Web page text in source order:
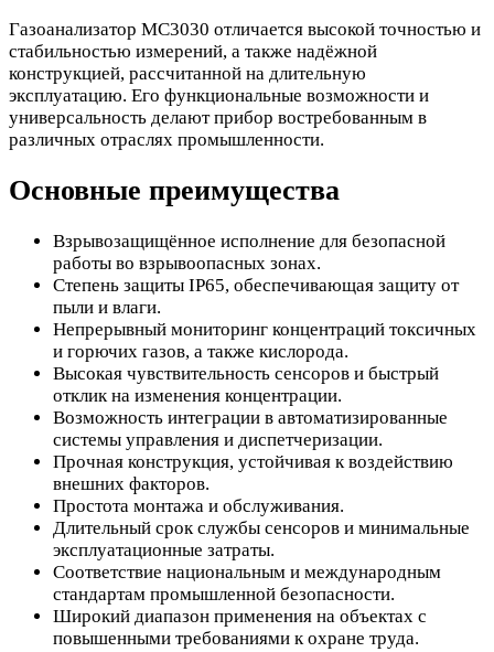
Газоанализатор МС3030 отличается высокой точностью и
стабильностью измерений, а также надёжной
конструкцией, рассчитанной на длительную
эксплуатацию. Его функциональные возможности и
универсальность делают прибор востребованным в
различных отраслях промышленности.
Основные преимущества
Взрывозащищённое исполнение для безопасной
работы во взрывоопасных зонах.
Степень защиты IP65, обеспечивающая защиту от
пыли и влаги.
Непрерывный мониторинг концентраций токсичных
и горючих газов, а также кислорода.
Высокая чувствительность сенсоров и быстрый
отклик на изменения концентрации.
Возможность интеграции в автоматизированные
системы управления и диспетчеризации.
Прочная конструкция, устойчивая к воздействию
внешних факторов.
Простота монтажа и обслуживания.
Длительный срок службы сенсоров и минимальные
эксплуатационные затраты.
Соответствие национальным и международным
стандартам промышленной безопасности.
Широкий диапазон применения на объектах с
повышенными требованиями к охране труда.